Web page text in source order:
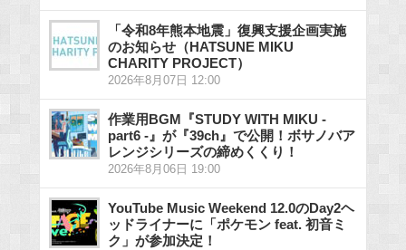
「令和8年熊本地震」復興支援企画実施
のお知らせ（HATSUNE MIKU
CHARITY PROJECT）
2026年8月07日 12:00
作業用BGM『STUDY WITH MIKU -
part6 -』が『39ch』で公開！ボサノバア
レンジシリーズの締めくくり！
2026年8月06日 19:00
YouTube Music Weekend 12.0のDay2ヘ
ッドライナーに「ポケモン feat. 初音ミ
ク」が参加決定！